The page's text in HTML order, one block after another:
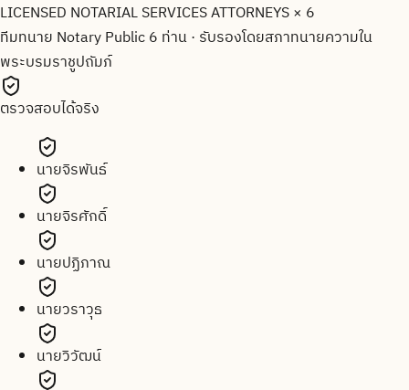
LICENSED NOTARIAL SERVICES ATTORNEYS × 6
ทีมทนาย Notary Public 6 ท่าน· รับรองโดยสภาทนายความใน
พระบรมราชูปถัมภ์
ตรวจสอบได้จริง
นายจิรพันธ์
นายจิรศักดิ์
นายปฏิภาณ
นายวราวุธ
นายวิวัฒน์